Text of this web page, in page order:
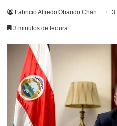
Fabricio Alfredo Obando Chan 3
3 minutos de lectura